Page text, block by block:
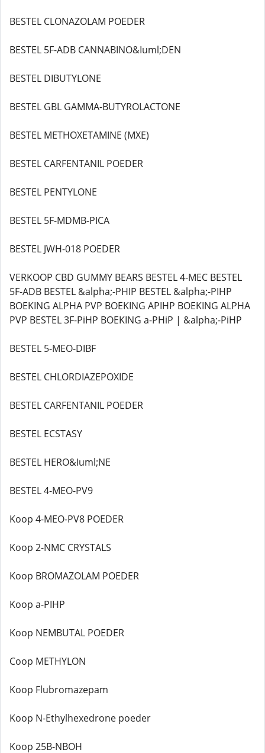
BESTEL CLONAZOLAM POEDER
BESTEL 5F-ADB CANNABINO&Iuml;DEN
BESTEL DIBUTYLONE
BESTEL GBL GAMMA-BUTYROLACTONE
BESTEL METHOXETAMINE (MXE)
BESTEL CARFENTANIL POEDER
BESTEL PENTYLONE
BESTEL 5F-MDMB-PICA
BESTEL JWH-018 POEDER
VERKOOP CBD GUMMY BEARS BESTEL 4-MEC BESTEL
5F-ADB BESTEL &alpha;-PHIP BESTEL &alpha;-PIHP
BOEKING ALPHA PVP BOEKING APIHP BOEKING ALPHA
PVP BESTEL 3F-PiHP BOEKING a-PHiP | &alpha;-PiHP
BESTEL 5-MEO-DIBF
BESTEL CHLORDIAZEPOXIDE
BESTEL CARFENTANIL POEDER
BESTEL ECSTASY
BESTEL HERO&Iuml;NE
BESTEL 4-MEO-PV9
Koop 4-MEO-PV8 POEDER
Koop 2-NMC CRYSTALS
Koop BROMAZOLAM POEDER
Koop a-PIHP
Koop NEMBUTAL POEDER
Coop METHYLON
Koop Flubromazepam
Koop N-Ethylhexedrone poeder
Koop 25B-NBOH